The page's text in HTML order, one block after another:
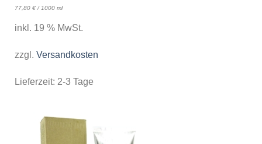
77,80 €/1000 ml
inkl. 19 % MwSt.
zzgl. Versandkosten
Lieferzeit: 2-3 Tage